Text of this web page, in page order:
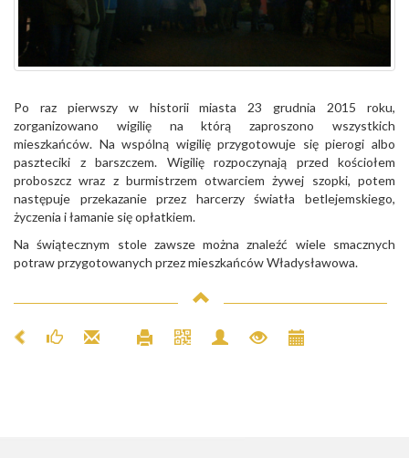
Po raz pierwszy w historii miasta 23 grudnia 2015 roku,
zorganizowano wigilię na którą zaproszono wszystkich
mieszkańców. Na wspólną wigilię przygotowuje się pierogi albo
paszteciki z barszczem. Wigilię rozpoczynają przed kościołem
proboszcz wraz z burmistrzem otwarciem żywej szopki, potem
następuje przekazanie przez harcerzy światła betlejemskiego,
życzenia i łamanie się opłatkiem.
Na świątecznym stole zawsze można znaleźć wiele smacznych
potraw przygotowanych przez mieszkańców Władysławowa.